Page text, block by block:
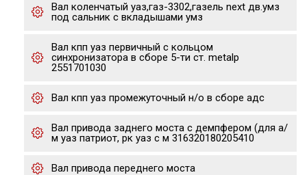
Вал коленчатый уаз,газ-3302,газель next дв.умз
под сальник с вкладышами умз
Вал кпп уаз первичный с кольцом
синхронизатора в сборе 5-ти ст. metalp
2551701030
Вал кпп уаз промежуточный н/о в сборе адс
Вал привода заднего моста с демпфером (для а/
м уаз патриот, рк уаз с м 316320180205410
Вал привода переднего моста